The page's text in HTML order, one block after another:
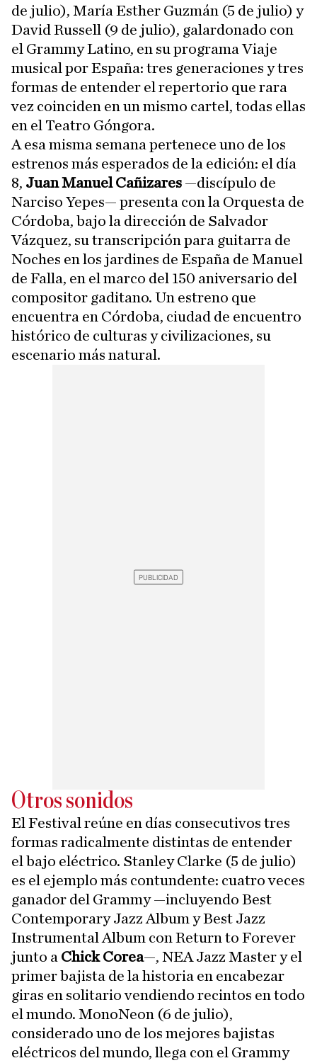
de julio), María Esther Guzmán (5 de julio) y
David Russell (9 de julio), galardonado con
el Grammy Latino, en su programa Viaje
musical por España: tres generaciones y tres
formas de entender el repertorio que rara
vez coinciden en un mismo cartel, todas ellas
en el Teatro Góngora.
A esa misma semana pertenece uno de los
estrenos más esperados de la edición: el día
8, Juan Manuel Cañizares —discípulo de
Narciso Yepes— presenta con la Orquesta de
Córdoba, bajo la dirección de Salvador
Vázquez, su transcripción para guitarra de
Noches en los jardines de España de Manuel
de Falla, en el marco del 150 aniversario del
compositor gaditano. Un estreno que
encuentra en Córdoba, ciudad de encuentro
histórico de culturas y civilizaciones, su
escenario más natural.
Otros sonidos
El Festival reúne en días consecutivos tres
formas radicalmente distintas de entender
el bajo eléctrico. Stanley Clarke (5 de julio)
es el ejemplo más contundente: cuatro veces
ganador del Grammy —incluyendo Best
Contemporary Jazz Album y Best Jazz
Instrumental Album con Return to Forever
junto a Chick Corea—, NEA Jazz Master y el
primer bajista de la historia en encabezar
giras en solitario vendiendo recintos en todo
el mundo. MonoNeon (6 de julio),
considerado uno de los mejores bajistas
eléctricos del mundo, llega con el Grammy